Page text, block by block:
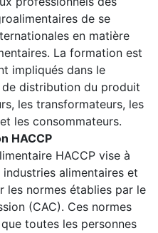
de se
en matière
La formation est
impliqués dans le
distribution du produit
les transformateurs, les
les consommateurs.
HACCP
HACCP vise à
alimentaires et
les normes établies par le
(CAC). Ces normes
toutes les personnes